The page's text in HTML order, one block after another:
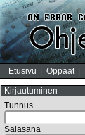
Etusivu Oppaat
Kirjautuminen
Tunnus
Salasana